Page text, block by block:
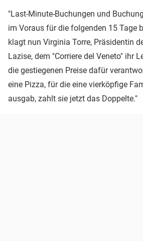
"Last-Minute-Buchungen und
im Voraus für die folgenden 15 Tage
klagt nun Virginia Torre, Präsidentin
Lazise, dem "Corriere del Veneto" ihr
die gestiegenen Preise dafür
eine Pizza, für die eine vierköpfige
ausgab, zahlt sie jetzt das Doppelte."